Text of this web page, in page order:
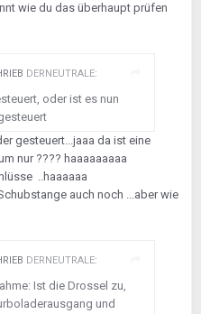
wie du das überhaupt prüfen
DERNEUTRALE:
oder ist es nun
gesteuert...jaaa da ist eine
nur ???? haaaaaaaaa
..haaaaaa
auch noch ...aber wie
DERNEUTRALE:
Ist die Drossel zu,
und